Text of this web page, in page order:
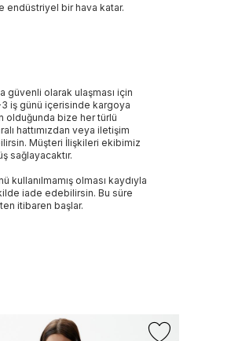
endüstriyel bir hava katar.
güvenli olarak ulaşması için
3 iş günü içerisinde kargoya
olduğunda bize her türlü
hattımızdan veya iletişim
Müşteri İlişkileri ekibimiz
sağlayacaktır.
kullanılmamış olması kaydıyla
iade edebilirsin. Bu süre
itibaren başlar.